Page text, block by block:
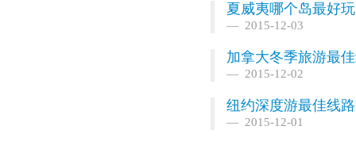
夏威夷哪个岛最好
2015-12-03
加拿大冬季旅游最
2015-12-02
纽约深度游最佳线
2015-12-01